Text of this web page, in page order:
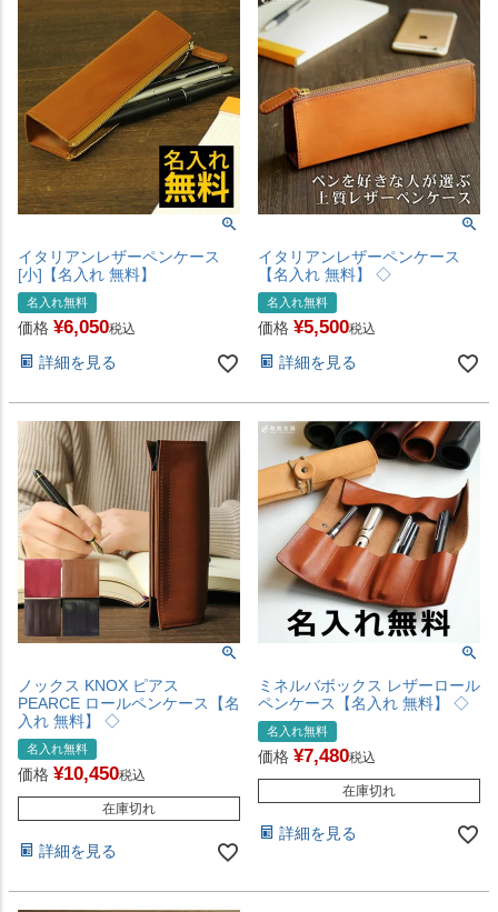
イタリアンレザーペンケース
[小]【名入れ 無料】
名入れ無料
価格 ¥6,050税込
詳細を見る
イタリアンレザーペンケース
【名入れ 無料】 ◇
名入れ無料
価格 ¥5,500税込
詳細を見る
ノックス KNOX ピアス
PEARCE ロールペンケース【名
入れ 無料】 ◇
名入れ無料
価格 ¥10,450税込
在庫切れ
詳細を見る
ミネルバボックス レザーロール
ペンケース【名入れ 無料】 ◇
名入れ無料
価格 ¥7,480税込
在庫切れ
詳細を見る